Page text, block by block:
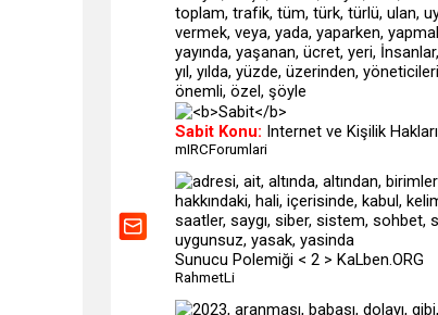
Sabit Konu: Internet ve Kişilik Hakları
mIRCForumlari
Sunucu Polemiği < 2 > KaLben.ORG
RahmetLi